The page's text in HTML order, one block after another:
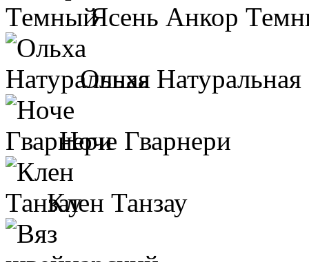
Ясень Анкор
Ольха Натуральная
Ноче Гварнери
Клен Танзау